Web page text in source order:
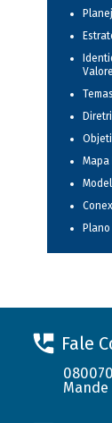
Mapa
Fale